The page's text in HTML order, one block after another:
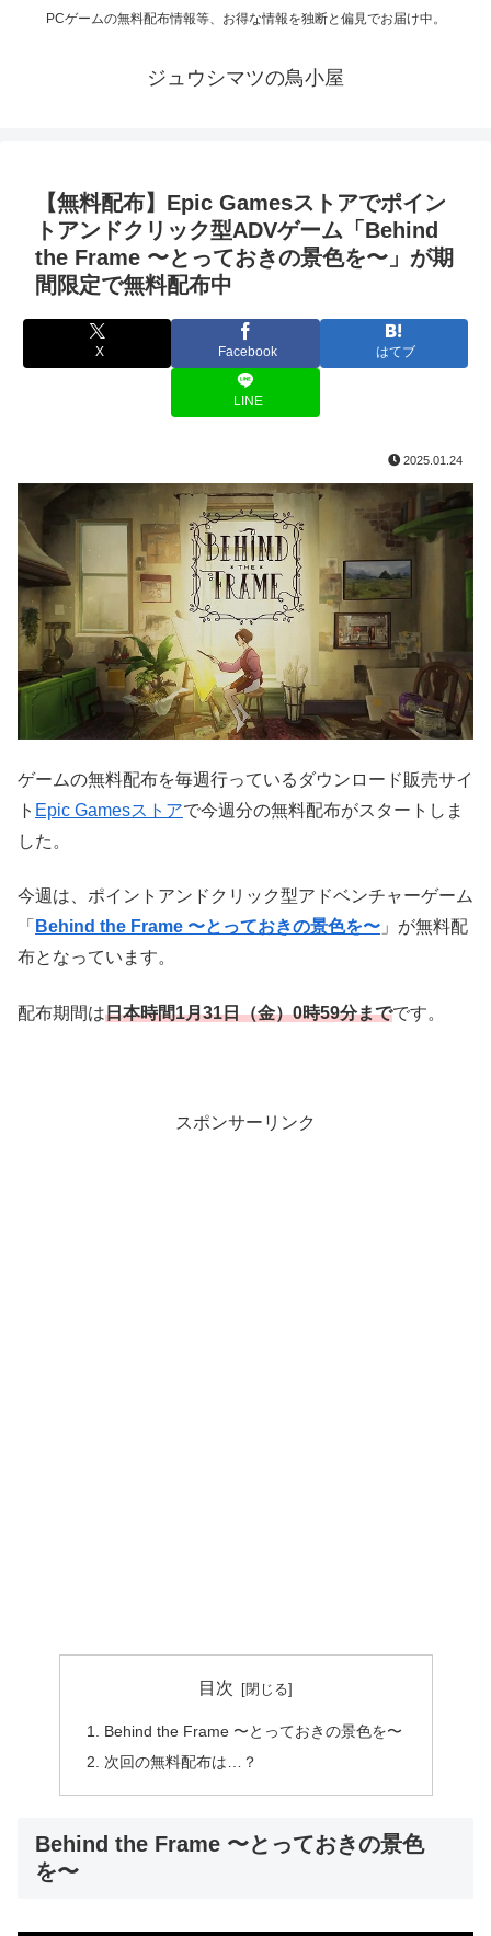
PCゲームの無料配布情報等、お得な情報を独断と偏見でお届け中。
ジュウシマツの鳥小屋
【無料配布】Epic Gamesストアでポイン
トアンドクリック型ADVゲーム「Behind
the Frame 〜とっておきの景色を〜」が期
間限定で無料配布中
X Facebook はてブ
LINE
2025.01.24
ゲームの無料配布を毎週行っているダウンロード販売サイ
ト Epic Gamesストアで今週分の無料配布がスタートしま
した。
今週は、ポイントアンドクリック型アドベンチャーゲーム
「 Behind the Frame 〜とっておきの景色を〜 」が無料配
布となっています。
配布期間は日本時間1月31日（金）0時59分までです。
スポンサーリンク
目次
Behind the Frame 〜とっておきの景色を〜
次回の無料配布は…？
Behind the Frame 〜とっておきの景色
を〜